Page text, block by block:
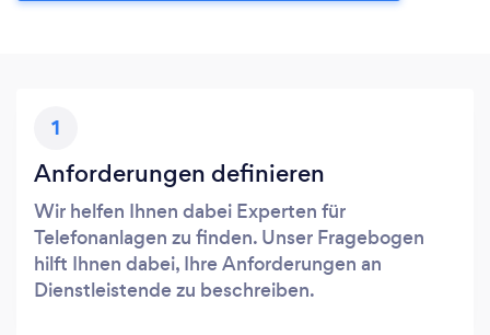
1
Anforderungen definieren
Wir helfen Ihnen dabei Experten für
Telefonanlagen zu finden. Unser Fragebogen
hilft Ihnen dabei, Ihre Anforderungen an
Dienstleistende zu beschreiben.